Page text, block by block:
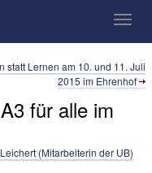
Mannheim
statt Lernen am 10. und 11. Juli
2015 im Ehrenhof
für alle im
(Mitarbeiterin der UB)